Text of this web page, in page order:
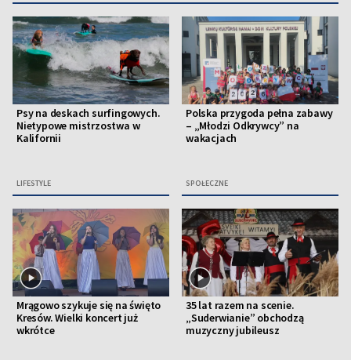
Psy na deskach surfingowych.
Nietypowe mistrzostwa w
Kalifornii
LIFESTYLE
Polska przygoda pełna zabawy
– „Młodzi Odkrywcy” na
wakacjach
SPOŁECZNE
Mrągowo szykuje się na święto
Kresów. Wielki koncert już
wkrótce
35 lat razem na scenie.
„Suderwianie” obchodzą
muzyczny jubileusz